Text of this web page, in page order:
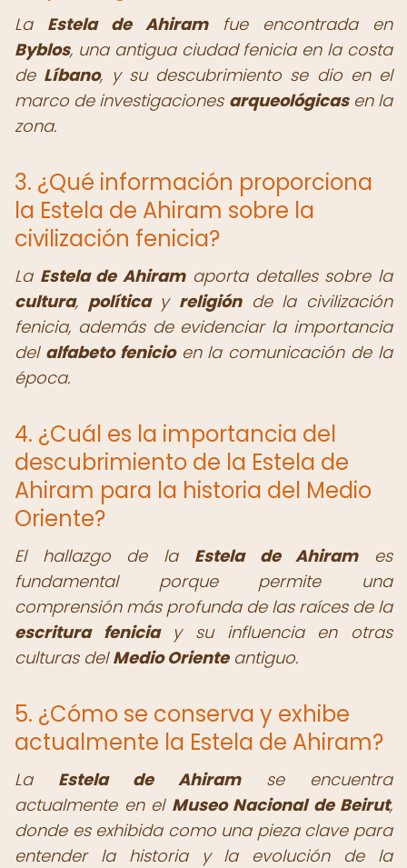
La Estela de Ahiramfue encontrada en
Byblos, una antigua ciudad fenicia en la costa
de Líbano, y su descubrimiento se dio en el
marco de investigaciones arqueológicasen la
zona.
3. ¿Qué información proporciona
la Estela de Ahiram sobre la
civilización fenicia?
La Estela de Ahiramaporta detalles sobre la
cultura, políticay religiónde la civilización
fenicia, además de evidenciar la importancia
del alfabeto fenicioen la comunicación de la
época.
4. ¿Cuál es la importancia del
descubrimiento de la Estela de
Ahiram para la historia del Medio
Oriente?
El hallazgo de la Estela de Ahirames
fundamental porque permite una
comprensión más profunda de las raíces de la
escritura feniciay su influencia en otras
culturas delMedio Orienteantiguo.
5. ¿Cómo se conserva y exhibe
actualmente la Estela de Ahiram?
La Estela de Ahiramse encuentra
actualmente en el Museo Nacional de Beirut,
donde es exhibida como una pieza clave para
entender la historia y la evolución de la